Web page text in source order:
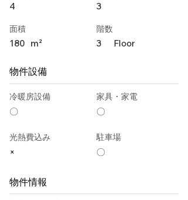
4
面積
180 m²
3
階数
3 Floor
物件設備
冷暖房設備
〇
家具・家電
〇
光熱費込み
×
駐車場
〇
物件情報